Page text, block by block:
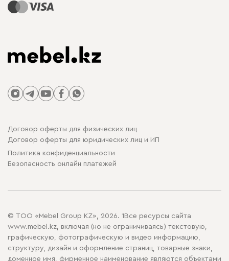
Договор оферты для физических лиц
Договор оферты для юридических лиц и ИП
Политика конфиденциальности
Безопасность онлайн платежей
© ТОО «Mebel Group KZ», 2026. 1Все ресурсы сайта
www.mebel.kz, включая (но не ограничиваясь) текстовую,
графическую, фотографическую и видео информацию,
структуру, дизайн и оформление страниц, товарные знаки,
доменное имя, фирменное наименование являются объектами